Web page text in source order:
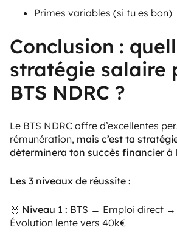
Primes variables (si tu es bon)
Conclusion :
stratégie salaire
BTS NDRC ?
Le BTS NDRC offre d’excellentes
rémunération, mais c’est ta
déterminera ton succès financier à
Les 3 niveaux de réussite :
🥉 Niveau 1 : BTS → Emploi direct
Évolution lente vers 40k€